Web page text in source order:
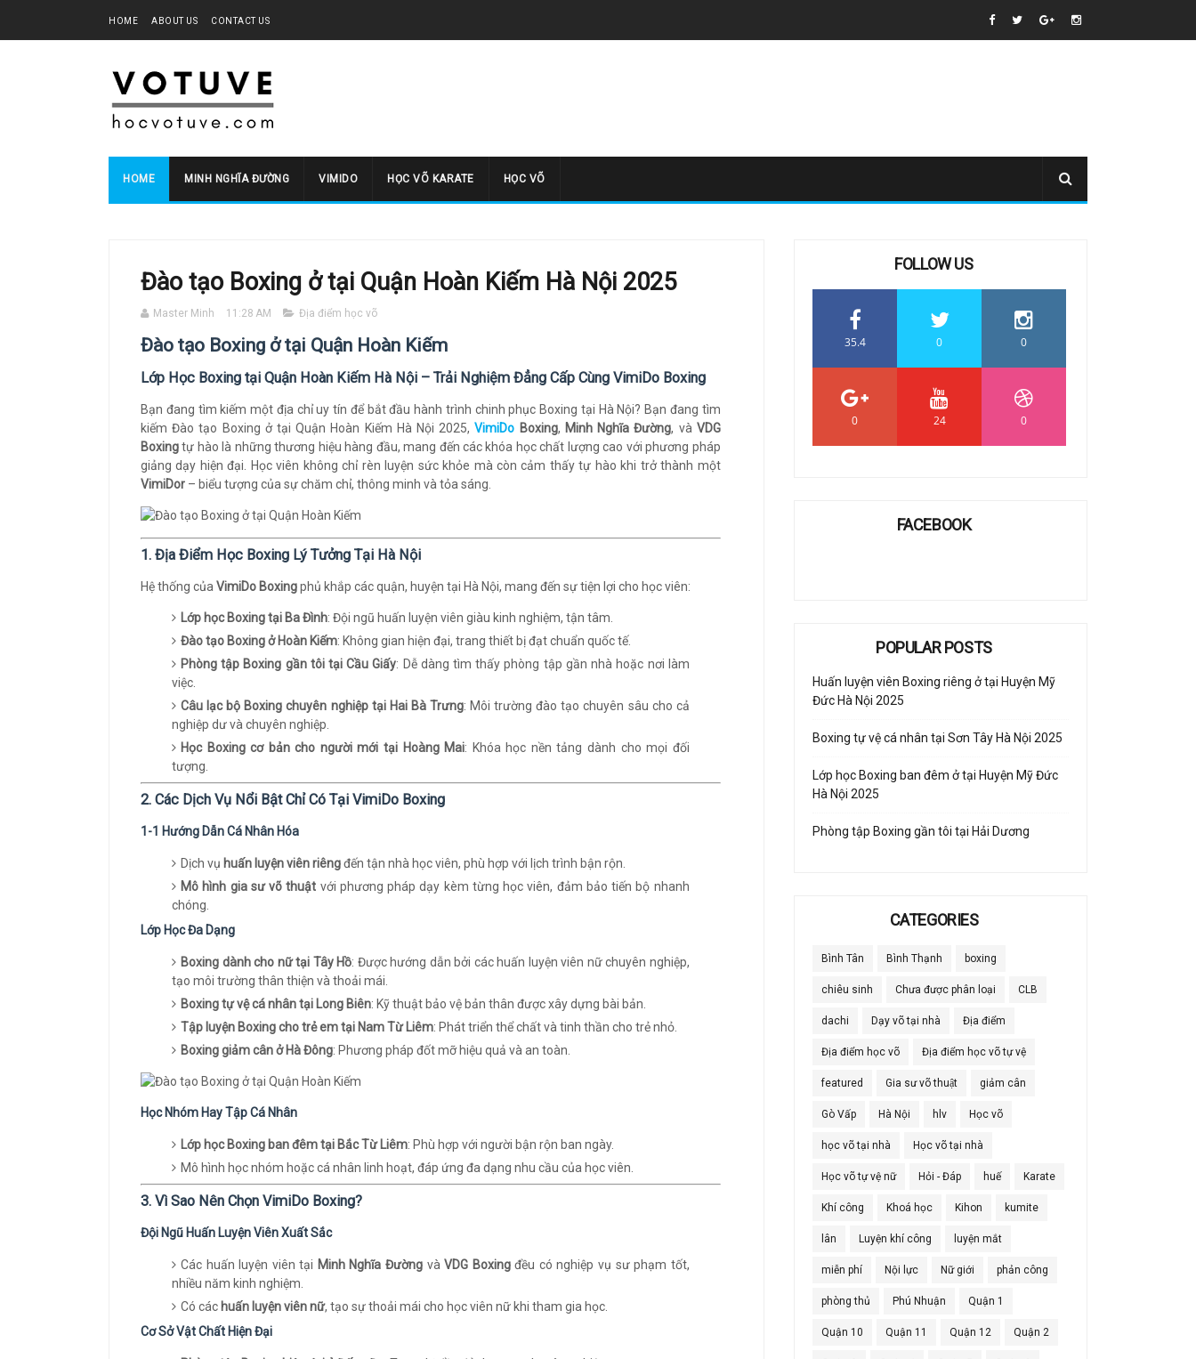
HOME ABOUT US CONTACT US
HOME MINH NGHĨA ĐƯỜNG VIMIDO HỌC VÕ KARATE HỌC VÕ
Đào tạo Boxing ở tại Quận Hoàn Kiếm Hà Nội 2025
Master Minh 11:28 AM Địa điểm học võ
Đào tạo Boxing ở tại Quận Hoàn Kiếm
Lớp Học Boxing tại Quận Hoàn Kiếm Hà Nội – Trải Nghiệm Đẳng Cấp Cùng VimiDo Boxing
Bạn đang tìm kiếm một địa chỉ uy tín để bắt đầu hành trình chinh phục Boxing tại Hà Nội? Bạn đang tìm
kiếm Đào tạo Boxing ở tại Quận Hoàn Kiếm Hà Nội 2025,VimiDo Boxing, Minh Nghĩa Đường, và VDG
Boxingtự hào là những thương hiệu hàng đầu, mang đến các khóa học chất lượng cao với phương pháp
giảng dạy hiện đại. Học viên không chỉ rèn luyện sức khỏe mà còn cảm thấy tự hào khi trở thành một
VimiDor – biểu tượng của sự chăm chỉ, thông minh và tỏa sáng.
1. Địa Điểm Học Boxing Lý Tưởng Tại Hà Nội
Hệ thống của VimiDo Boxingphủ khắp các quận, huyện tại Hà Nội, mang đến sự tiện lợi cho học viên:
Lớp học Boxing tại Ba Đình: Đội ngũ huấn luyện viên giàu kinh nghiệm, tận tâm.
Đào tạo Boxing ở Hoàn Kiếm: Không gian hiện đại, trang thiết bị đạt chuẩn quốc tế.
Phòng tập Boxing gần tôi tại Cầu Giấy: Dễ dàng tìm thấy phòng tập gần nhà hoặc nơi làm
việc.
Câu lạc bộ Boxing chuyên nghiệp tại Hai Bà Trưng: Môi trường đào tạo chuyên sâu cho cả
nghiệp dư và chuyên nghiệp.
Học Boxing cơ bản cho người mới tại Hoàng Mai: Khóa học nền tảng dành cho mọi đối
tượng.
2. Các Dịch Vụ Nổi Bật Chỉ Có Tại VimiDo Boxing
1-1 Hướng Dẫn Cá Nhân Hóa
Dịch vụ huấn luyện viên riêngđến tận nhà học viên, phù hợp với lịch trình bận rộn.
Mô hình gia sư võ thuật với phương pháp dạy kèm từng học viên, đảm bảo tiến bộ nhanh
chóng.
Lớp Học Đa Dạng
Boxing dành cho nữ tại Tây Hồ: Được hướng dẫn bởi các huấn luyện viên nữ chuyên nghiệp,
tạo môi trường thân thiện và thoải mái.
Boxing tự vệ cá nhân tại Long Biên: Kỹ thuật bảo vệ bản thân được xây dựng bài bản.
Tập luyện Boxing cho trẻ em tại Nam Từ Liêm: Phát triển thể chất và tinh thần cho trẻ nhỏ.
Boxing giảm cân ở Hà Đông: Phương pháp đốt mỡ hiệu quả và an toàn.
Học Nhóm Hay Tập Cá Nhân
Lớp học Boxing ban đêm tại Bắc Từ Liêm: Phù hợp với người bận rộn ban ngày.
Mô hình học nhóm hoặc cá nhân linh hoạt, đáp ứng đa dạng nhu cầu của học viên.
3. Vì Sao Nên Chọn VimiDo Boxing?
Đội Ngũ Huấn Luyện Viên Xuất Sắc
Các huấn luyện viên tại Minh Nghĩa Đường vàVDG Boxingđều có nghiệp vụ sư phạm tốt,
nhiều năm kinh nghiệm.
Có các huấn luyện viên nữ, tạo sự thoải mái cho học viên nữ khi tham gia học.
Cơ Sở Vật Chất Hiện Đại
FOLLOW US
35.4 0 0
0 24 0
FACEBOOK
POPULAR POSTS
Huấn luyện viên Boxing riêng ở tại Huyện Mỹ
Đức Hà Nội 2025
Boxing tự vệ cá nhân tại Sơn Tây Hà Nội 2025
Lớp học Boxing ban đêm ở tại Huyện Mỹ Đức
Hà Nội 2025
Phòng tập Boxing gần tôi tại Hải Dương
CATEGORIES
Bình Tân Bình Thạnh boxing
chiêu sinh Chưa được phân loại CLB
dachi Dạy võ tại nhà Địa điểm
Địa điểm học võ Địa điểm học võ tự vệ
featured Gia sư võ thuật giảm cân
Gò Vấp Hà Nội hlv Học võ
học võ tại nhà Học võ tại nhà
Học võ tự vệ nữ Hỏi - Đáp huế Karate
Khí công Khoá học Kihon kumite
lân Luyện khí công luyện mắt
miễn phí Nội lực Nữ giới phản công
phòng thủ Phú Nhuận Quận 1
Quận 10 Quận 11 Quận 12 Quận 2